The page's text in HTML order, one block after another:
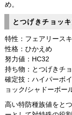
め。
とつげきチョッ
特性：フェアリース
性格：ひかえめ
努力値：HC32
持ち物：とつげきチ
確定技：ハイパーボ
ョック/シャドーボー
高い特防種族値をと